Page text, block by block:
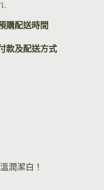
購配送時間
款及配送方式
潤潔白！